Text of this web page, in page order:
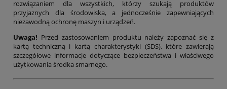
rozwiązaniem dla wszystkich, którzy szukają produktów
przyjaznych dla środowiska, a jednocześnie zapewniających
niezawodną ochronę maszyn i urządzeń.
Uwaga! Przed zastosowaniem produktu należy zapoznać się z
kartą techniczną i kartą charakterystyki (SDS), które zawierają
szczegółowe informacje dotyczące bezpieczeństwa i właściwego
użytkowania środka smarnego.